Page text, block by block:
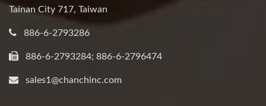
Tainan City 717, Taiwan
886-6-2793286
886-6-2793284; 886-6-2796474
sales1@chanchinc.com